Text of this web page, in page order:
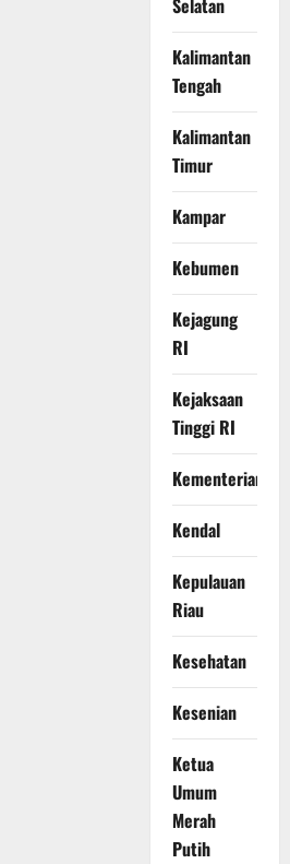
Selatan
Kalimantan
Tengah
Kalimantan
Timur
Kampar
Kebumen
Kejagung
RI
Kejaksaan
Tinggi RI
Kementerian
Kendal
Kepulauan
Riau
Kesehatan
Kesenian
Ketua
Umum
Merah
Putih